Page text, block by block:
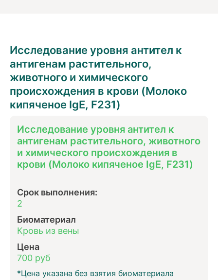
Исследование уровня антител к
антигенам растительного,
животного и химического
происхождения в крови (Молоко
кипяченое IgE, F231)
Исследование уровня антител к
антигенам растительного, животного
и химического происхождения в
крови (Молоко кипяченое IgE, F231)
Срок выполнения:
2
Биоматериал
Кровь из вены
Цена
700 руб
*Цена указана без взятия биоматериала